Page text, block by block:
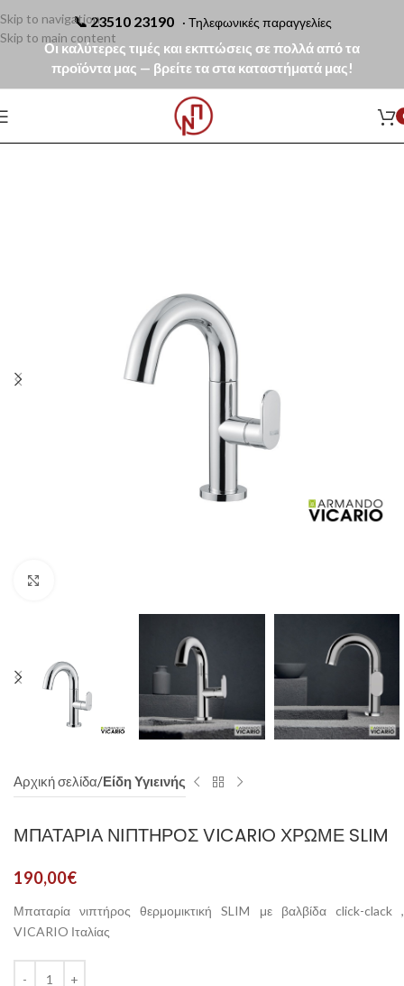
📞23510 23190 · Τηλεφωνικές παραγγελίες
Οι καλύτερες τιμές και εκπτώσεις σε πολλά από τα
προϊόντα μας — βρείτε τα στα καταστήματά μας!
Skip to navigation
Skip to main content
Αρχική σελίδα Είδη Υγιεινής
ΜΠΑΤΑΡΊΑ ΝΙΠΤΉΡΟΣ VICARIO ΧΡΩΜΈ SLIM
190,00€
Μπαταρία νιπτήρος θερμομικτική SLIM με βαλβίδα click-clack ,
VICARIO Ιταλίας